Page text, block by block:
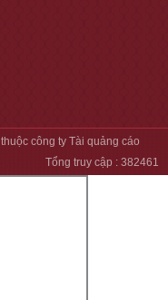
công ty Tài quảng cáo
Tổng truy cập : 382461